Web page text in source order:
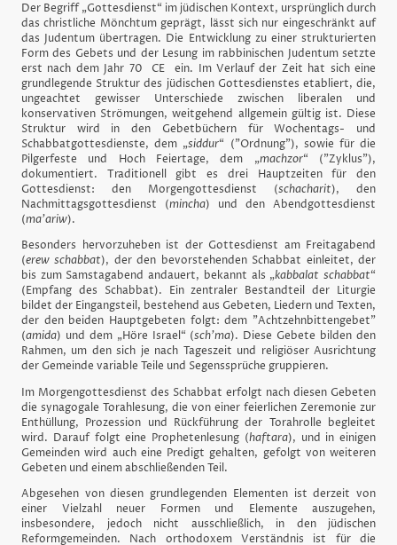
Der Begriff „Gottesdienst“ im jüdischen Kontext, ursprünglich durch
das christliche Mönchtum geprägt, lässt sich nur eingeschränkt auf
das Judentum übertragen. Die Entwicklung zu einer strukturierten
Form des Gebets und der Lesung im rabbinischen Judentum setzte
erst nach dem Jahr 70 CE ein. Im Verlauf der Zeit hat sich eine
grundlegende Struktur des jüdischen Gottesdienstes etabliert, die,
ungeachtet gewisser Unterschiede zwischen liberalen und
konservativen Strömungen, weitgehend allgemein gültig ist. Diese
Struktur wird in den Gebetbüchern für Wochentags- und
Schabbatgottesdienste, dem „siddur“ ("Ordnung"), sowie für die
Pilgerfeste und Hoch Feiertage, dem „machzor“ ("Zyklus"),
dokumentiert. Traditionell gibt es drei Hauptzeiten für den
Gottesdienst: den Morgengottesdienst (schacharit), den
Nachmittagsgottesdienst (mincha) und den Abendgottesdienst
(ma'ariw).
Besonders hervorzuheben ist der Gottesdienst am Freitagabend
(erew schabbat), der den bevorstehenden Schabbat einleitet, der
bis zum Samstagabend andauert, bekannt als „kabbalat schabbat“
(Empfang des Schabbat). Ein zentraler Bestandteil der Liturgie
bildet der Eingangsteil, bestehend aus Gebeten, Liedern und Texten,
der den beiden Hauptgebeten folgt: dem "Achtzehnbittengebet"
(amida) und dem „Höre Israel“ (sch'ma). Diese Gebete bilden den
Rahmen, um den sich je nach Tageszeit und religiöser Ausrichtung
der Gemeinde variable Teile und Segenssprüche gruppieren.
Im Morgengottesdienst des Schabbat erfolgt nach diesen Gebeten
die synagogale Torahlesung, die von einer feierlichen Zeremonie zur
Enthüllung, Prozession und Rückführung der Torahrolle begleitet
wird. Darauf folgt eine Prophetenlesung (haftara), und in einigen
Gemeinden wird auch eine Predigt gehalten, gefolgt von weiteren
Gebeten und einem abschließenden Teil.
Abgesehen von diesen grundlegenden Elementen ist derzeit von
einer Vielzahl neuer Formen und Elemente auszugehen,
insbesondere, jedoch nicht ausschließlich, in den jüdischen
Reformgemeinden. Nach orthodoxem Verständnis ist für die